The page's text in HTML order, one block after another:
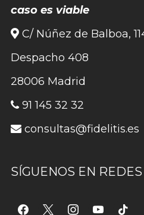
caso es viable
C/ Núñez de Balboa,
Despacho 408
28006 Madrid
91 145 32 32
consultas@fidelitis.es
SÍGUENOS EN REDES
facebook
x instagramyoutubetiktok